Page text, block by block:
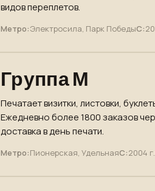
видов переплетов.
Метро:Электросила, Парк ПобедыС:
Группа М
Печатает визитки, листовки,
Ежедневно более 1800 заказов
доставка в день печати.
Метро:Пионерская, УдельнаяС:2004 г.